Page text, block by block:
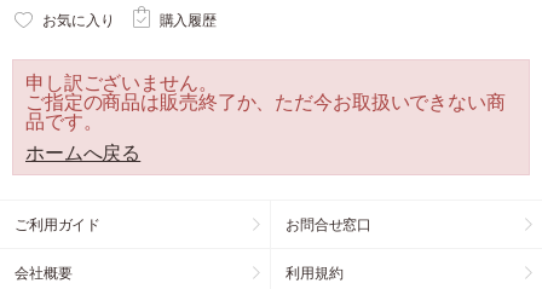
お気に入り 購入履歴
申し訳ございません。
ご指定の商品は販売終了か、ただ今お取扱いできない商
品です。
ホームへ戻る
ご利用ガイド お問合せ窓口
会社概要 利用規約